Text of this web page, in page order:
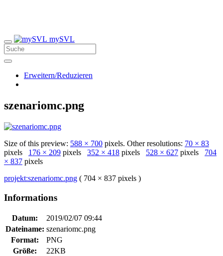
mySVL
Erweitern/Reduzieren
szenariomc.png
Size of this preview: 588 × 700 pixels. Other resolutions: 70 × 83
pixels 176 × 209 pixels 352 × 418 pixels 528 × 627 pixels 704
× 837 pixels
projekt:szenariomc.png ( 704 × 837 pixels )
Informations
Datum:
2019/02/07 09:44
Dateiname: szenariomc.png
Format:
PNG
Größe:
22KB